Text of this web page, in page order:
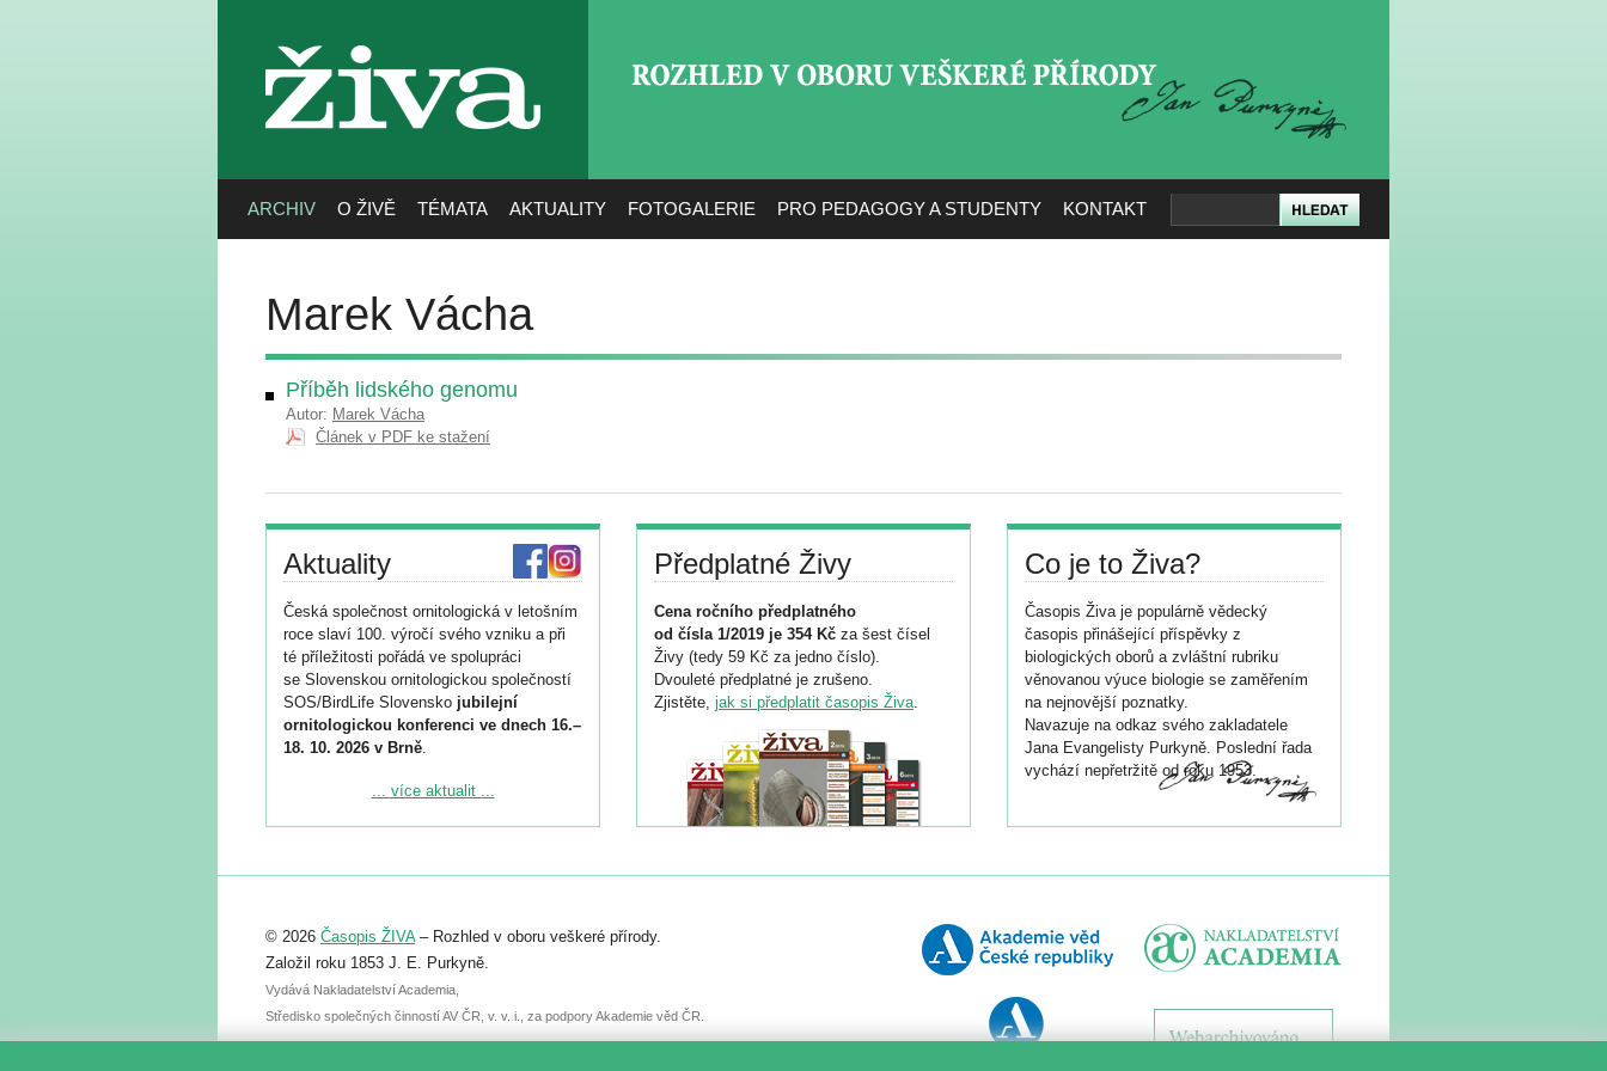
živa
ARCHIV O ŽIVĚ TÉMATA AKTUALITY FOTOGALERIE PRO PEDAGOGY A STUDENTY KONTAKT
Marek Vácha
Příběh lidského genomu
Autor: Marek Vácha
Článek v PDF ke stažení
Aktuality
Česká společnost ornitologická v letošním
roce slaví 100. výročí svého vzniku a při
té příležitosti pořádá ve spolupráci
se Slovenskou ornitologickou společností
SOS/BirdLife Slovensko jubilejní
ornitologickou konferenci ve dnech 16.–
18. 10. 2026 v Brně.
Podrobnější informace ke konferenci
Registrovat se můžete do 6. září.
abstraktu přihlášené přednášky nebo
posteru je už 30. června.
... více aktualit ...
Předplatné Živy
Cena ročního předplatného
od čísla 1/2019 je 354 Kč za šest čísel
Živy (tedy 59 Kč za jedno číslo).
Dvouleté předplatné je zrušeno.
Zjistěte, jak si předplatit časopis Živa.
Co je to Živa?
Časopis Živa je populárně vědecký
časopis přinášející příspěvky z
biologických oborů a zvláštní rubriku
věnovanou výuce biologie se zaměřením
na nejnovější poznatky.
Navazuje na odkaz svého zakladatele
Jana Evangelisty Purkyně. Poslední řada
vychází nepřetržitě od roku 1953.
© 2026 Časopis ŽIVA– Rozhled v oboru veškeré přírody.
Založil roku 1853 J. E. Purkyně.
Vydává Nakladatelství Academia,
Středisko společných činností AV ČR, v. v. i., za podpory Akademie věd ČR.